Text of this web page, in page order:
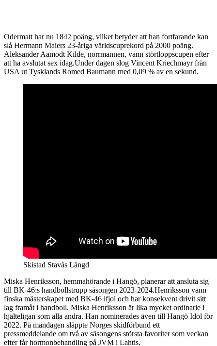
Odermatt har nu 1842 poäng, vilket betyder att han fortfarande kan
slå Hermann Maiers 23-åriga världscuprekord på 2000 poäng.
Aleksander Aamodt Kilde, norrmannen, vann störtloppscupen efter
att ha avslutat sex idag.Under dagen slog Vincent Kriechmayr från
USA ut Tysklands Romed Baumann med 0,09 % av en sekund.
Skistad Stavås Längd
Miska Henriksson, hemmahörande i Hangö, planerar att ansluta sig
till BK-46:s handbollstrupp säsongen 2023-2024.Henriksson vann
finska mästerskapet med BK-46 ifjol och har konsekvent drivit sitt
lag framåt i handboll. Miska Henriksson är lika mycket ordinarie i
hjälteligan som alla andra. Han nominerades även till Hangö Idol för
2022. På måndagen släppte Norges skidförbund ett
pressmeddelande om två av säsongens största favoriter som veckan
efter får hormonbehandling på JVM i Lahtis.